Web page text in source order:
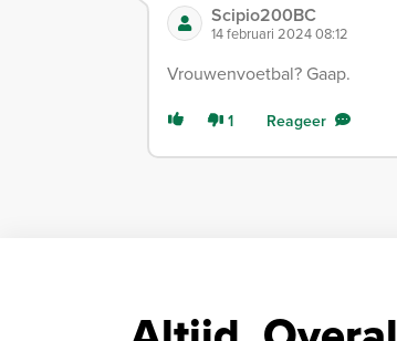
Scipio200BC
14 februari 2024 08:12
Vrouwenvoetbal? Gaap.
1 Reageer